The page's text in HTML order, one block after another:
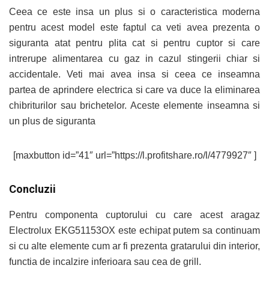
Ceea ce este insa un plus si o caracteristica moderna
pentru acest model este faptul ca veti avea prezenta o
siguranta atat pentru plita cat si pentru cuptor si care
intrerupe alimentarea cu gaz in cazul stingerii chiar si
accidentale. Veti mai avea insa si ceea ce inseamna
partea de aprindere electrica si care va duce la eliminarea
chibriturilor sau brichetelor. Aceste elemente inseamna si
un plus de siguranta
[maxbutton id=”41″ url=”https://l.profitshare.ro/l/4779927″ ]
Concluzii
Pentru componenta cuptorului cu care acest aragaz
Electrolux EKG51153OX este echipat putem sa continuam
si cu alte elemente cum ar fi prezenta gratarului din interior,
functia de incalzire inferioara sau cea de grill.